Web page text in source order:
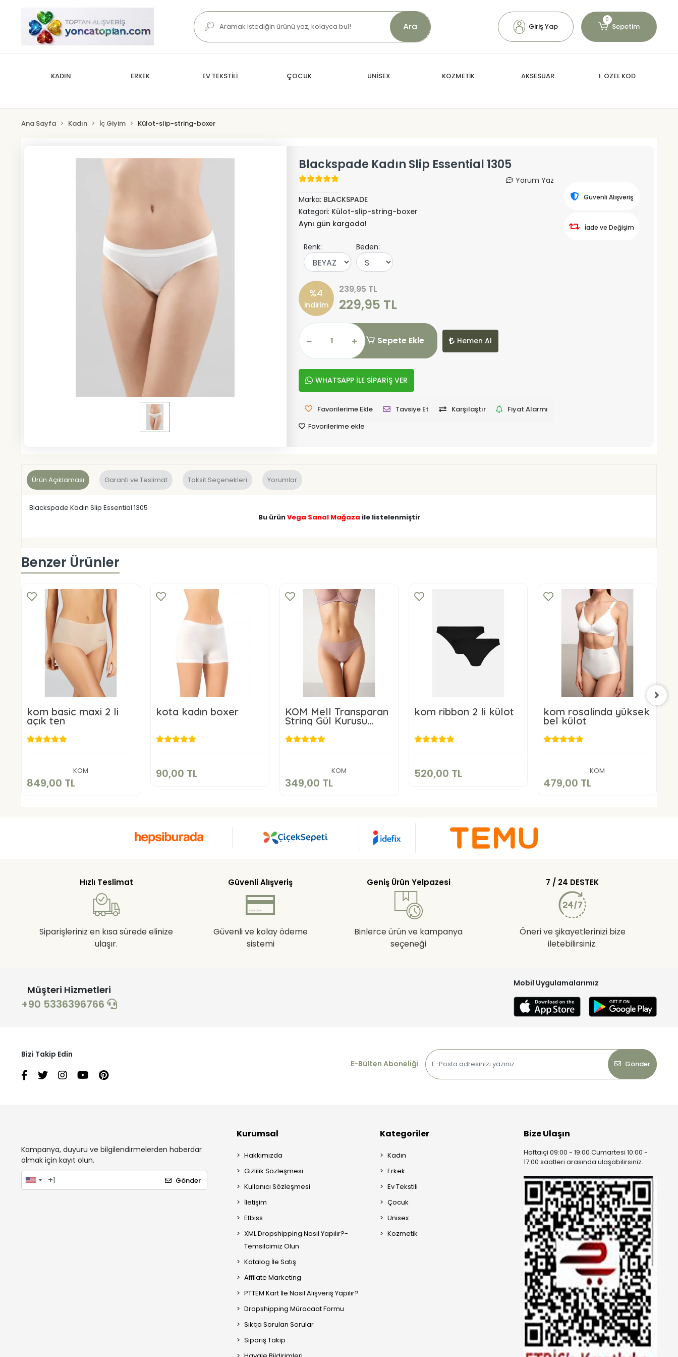
Ara Giriş Yap
0
Sepetim
KADIN ERKEK EV TEKSTİLİ ÇOCUK UNİSEX KOZMETİK AKSESUAR 1. ÖZEL KOD
Ana Sayfa Kadın İç Giyim Külot-slip-string-boxer
Blackspade Kadın Slip Essential 1305
Yorum Yaz
Marka: BLACKSPADE
Kategori: Külot-slip-string-boxer
Aynı gün kargoda!
Renk: Beden:
%4
indirim
239,95 TL
229,95 TL
Sepete Ekle Hemen Al
WHATSAPP İLE SİPARİŞ VER
Favorilerime Ekle Tavsiye Et Karşılaştır
Fiyat Alarmı
Favorilerime ekle
Güvenli Alışveriş
İade ve Değişim
Ürün Açıklaması Garanti ve Teslimat Taksit Seçenekleri Yorumlar
Blackspade Kadın Slip Essential 1305
Bu ürünVega Sanal Mağaza ile listelenmiştir
Benzer Ürünler
kom basic maxi 2 li
açık ten
KOM
849,00 TL
Sepete Ekle
kota kadın boxer
90,00 TL
90,00 TL
KOM Mell Transparan
String Gül Kurusu
Renk
KOM
349,00 TL
Sepete Ekle
kom ribbon 2 li külot
520,00 TL
520,00 TL
kom rosalinda yüksek
bel külot
KOM
479,00 TL
Sepete Ekle
Hızlı Teslimat
Siparişleriniz en kısa sürede elinize
ulaşır.
Güvenli Alışveriş
Güvenli ve kolay ödeme
sistemi
Geniş Ürün Yelpazesi
Binlerce ürün ve kampanya
seçeneği
7 / 24 DESTEK
Öneri ve şikayetlerinizi bize
iletebilirsiniz.
Müşteri Hizmetleri
+90 5336396766
Mobil Uygulamalarımız
Bizi Takip Edin
E-Bülten Aboneliği
Gönder
Kampanya, duyuru ve bilgilendirmelerden haberdar
olmak için kayıt olun.
Gönder
Kurumsal
Hakkımızda
Gizlilik Sözleşmesi
Kullanıcı Sözleşmesi
İletişim
Etbiss
XML Dropshipping Nasıl Yapılır?-
Temsilcimiz Olun
Katalog İle Satış
Affilate Marketing
PTTEM Kart İle Nasıl Alışveriş Yapılır?
Dropshipping Müracaat Formu
Sıkça Sorulan Sorular
Sipariş Takip
Kategoriler
Kadın
Erkek
Ev Tekstili
Çocuk
Unisex
Kozmetik
Bize Ulaşın
Haftaiçi 09:00 - 19:00 Cumartesi 10:00 -
17:00 saatleri arasında ulaşabilirsiniz.